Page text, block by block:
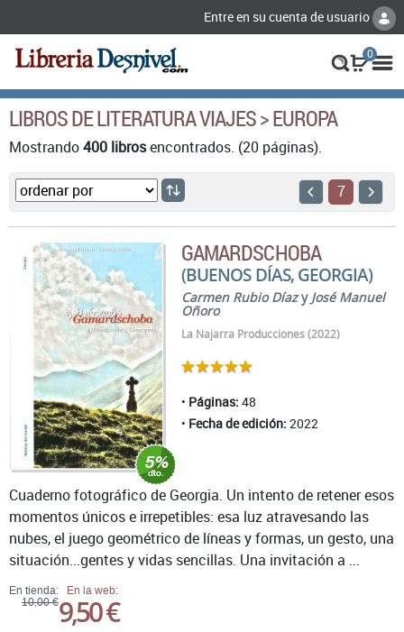
Entre en su cuenta de usuario
0
LIBROS DE LITERATURA VIAJES > EUROPA
Mostrando400 librosencontrados. (20 páginas).
7
GAMARDSCHOBA
(BUENOS DÍAS, GEORGIA)
Carmen Rubio Díazy José Manuel
Oñoro
La Najarra Producciones (2022)
Páginas: 48
Fecha de edición: 2022
En tienda:
10,00 €
En la web:
9,50 €
Cuaderno fotográfico de Georgia. Un intento de retener esos
momentos únicos e irrepetibles: esa luz atravesando las
nubes, el juego geométrico de líneas y formas, un gesto, una
situación...gentes y vidas sencillas. Una invitación a ...